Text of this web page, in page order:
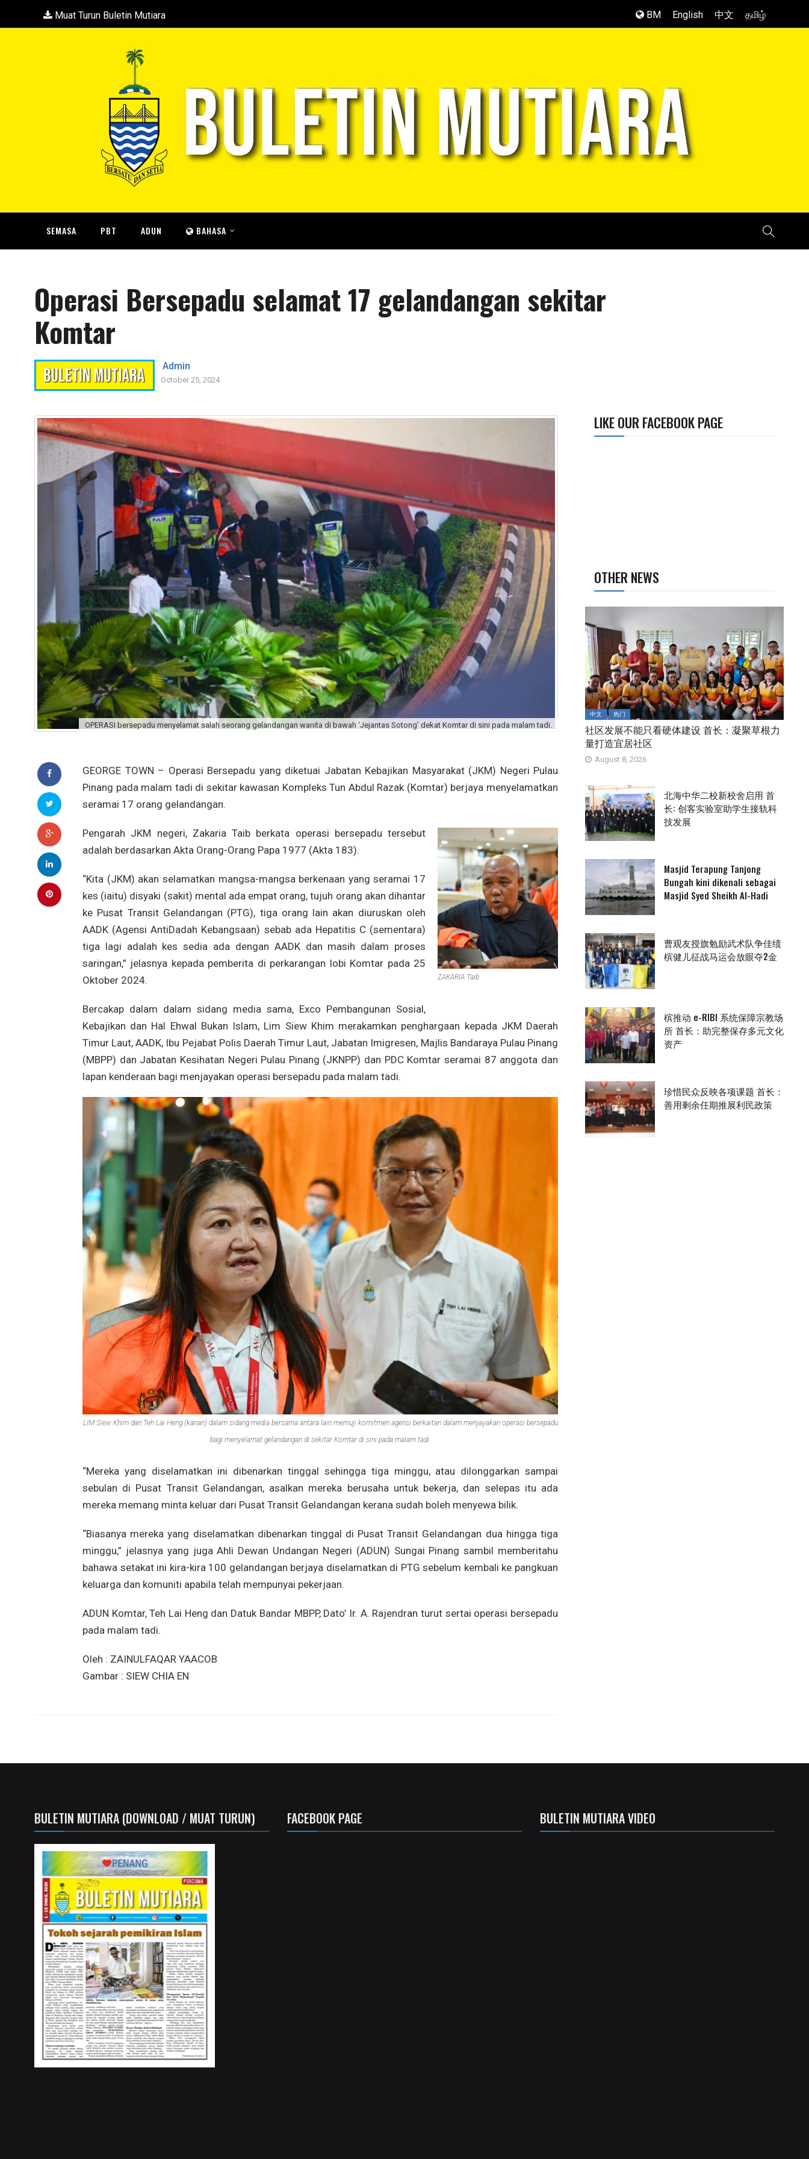
Muat Turun Buletin Mutiara BM English 中文 தமிழ்
SEMASA PBT ADUN BAHASA
Operasi Bersepadu selamat 17 gelandangan sekitar
Komtar
Admin
October 25, 2024
OPERASI bersepadu menyelamat salah seorang gelandangan wanita di bawah ‘Jejantas Sotong’ dekat Komtar di sini pada malam tadi.
GEORGE TOWN – Operasi Bersepadu yang diketuai Jabatan Kebajikan Masyarakat (JKM) Negeri Pulau
Pinang pada malam tadi di sekitar kawasan Kompleks Tun Abdul Razak (Komtar) berjaya menyelamatkan
seramai 17 orang gelandangan.
ZAKARIA Taib
Pengarah JKM negeri, Zakaria Taib berkata operasi bersepadu tersebut
adalah berdasarkan Akta Orang-Orang Papa 1977 (Akta 183).
“Kita (JKM) akan selamatkan mangsa-mangsa berkenaan yang seramai 17
kes (iaitu) disyaki (sakit) mental ada empat orang, tujuh orang akan dihantar
ke Pusat Transit Gelandangan (PTG), tiga orang lain akan diuruskan oleh
AADK (Agensi AntiDadah Kebangsaan) sebab ada Hepatitis C (sementara)
tiga lagi adalah kes sedia ada dengan AADK dan masih dalam proses
saringan,” jelasnya kepada pemberita di perkarangan lobi Komtar pada 25
Oktober 2024.
Bercakap dalam dalam sidang media sama, Exco Pembangunan Sosial,
Kebajikan dan Hal Ehwal Bukan Islam, Lim Siew Khim merakamkan penghargaan kepada JKM Daerah
Timur Laut, AADK, Ibu Pejabat Polis Daerah Timur Laut, Jabatan Imigresen, Majlis Bandaraya Pulau Pinang
(MBPP) dan Jabatan Kesihatan Negeri Pulau Pinang (JKNPP) dan PDC Komtar seramai 87 anggota dan
lapan kenderaan bagi menjayakan operasi bersepadu pada malam tadi.
LIM Siew Khim dan Teh Lai Heng (kanan) dalam sidang media bersama antara lain memuji komitmen agensi berkaitan dalam menjayakan operasi bersepadu
bagi menyelamat gelandangan di sekitar Komtar di sini pada malam tadi.
“Mereka yang diselamatkan ini dibenarkan tinggal sehingga tiga minggu, atau dilonggarkan sampai
sebulan di Pusat Transit Gelandangan, asalkan mereka berusaha untuk bekerja, dan selepas itu ada
mereka memang minta keluar dari Pusat Transit Gelandangan kerana sudah boleh menyewa bilik.
“Biasanya mereka yang diselamatkan dibenarkan tinggal di Pusat Transit Gelandangan dua hingga tiga
minggu,” jelasnya yang juga Ahli Dewan Undangan Negeri (ADUN) Sungai Pinang sambil memberitahu
bahawa setakat ini kira-kira 100 gelandangan berjaya diselamatkan di PTG sebelum kembali ke pangkuan
keluarga dan komuniti apabila telah mempunyai pekerjaan.
ADUN Komtar, Teh Lai Heng dan Datuk Bandar MBPP, Dato’ Ir. A. Rajendran turut sertai operasi bersepadu
pada malam tadi.
Oleh : ZAINULFAQAR YAACOB
Gambar : SIEW CHIA EN
LIKE OUR FACEBOOK PAGE
OTHER NEWS
中文 热门
社区发展不能只看硬体建设 首长：凝聚草根力
量打造宜居社区
August 8, 2026
北海中华二校新校舍启用 首
长: 创客实验室助学生接轨科
技发展
Masjid Terapung Tanjong
Bungah kini dikenali sebagai
Masjid Syed Sheikh Al-Hadi
曹观友授旗勉励武术队争佳绩
槟健儿征战马运会放眼夺2金
槟推动 e-RIBI 系统保障宗教场
所 首长：助完整保存多元文化
资产
珍惜民众反映各项课题 首长：
善用剩余任期推展利民政策
BULETIN MUTIARA (DOWNLOAD / MUAT TURUN) FACEBOOK PAGE BULETIN MUTIARA VIDEO